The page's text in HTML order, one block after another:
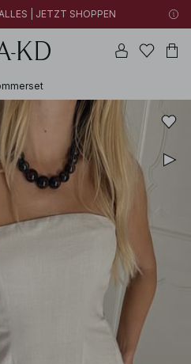
| JETZT SHOPPEN